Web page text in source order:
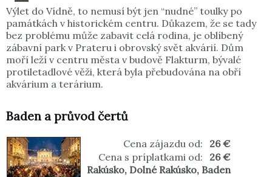
Výlet do Vídně, to nemusí být jen “nudné” toulky po
památkách v historickém centru. Důkazem, že se tady
bez problému může zabavit celá rodina, je oblíbený
zábavní park v Prateru i obrovský svět akvárií. Dům
moří leží v centru města v budově Flakturm, bývalé
protiletadlové věži, která byla přebudována na obří
akvárium a terárium.
Baden a průvod čertů
Cena zájazdu od:
26 €
Cena s príplatkami od:
26 €
Rakúsko, Dolné Rakúsko, Baden